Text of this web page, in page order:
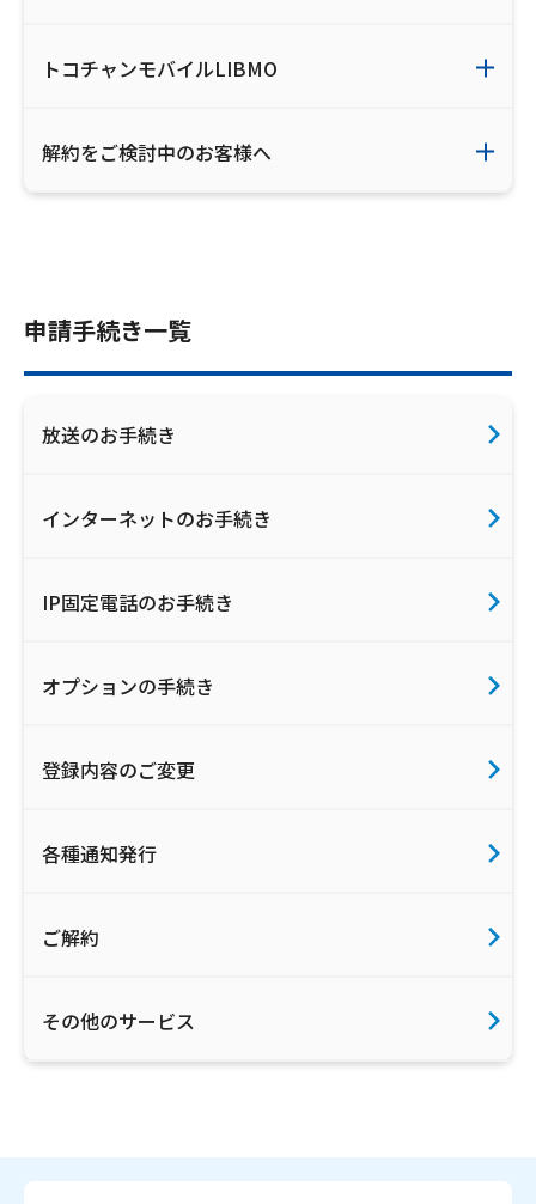
トコチャンモバイルLIBMO
解約をご検討中のお客様へ
申請手続き一覧
放送のお手続き
インターネットのお手続き
IP固定電話のお手続き
オプションの手続き
登録内容のご変更
各種通知発行
ご解約
その他のサービス